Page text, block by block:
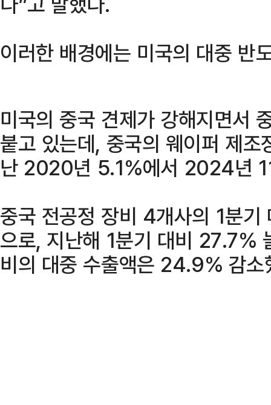
이러한 배경에는 미국의 대중 반
미국의 중국 견제가 강해지면서
붙고 있는데, 중국의 웨이퍼 제
난 2020년 5.1%에서 2024년
중국 전공정 장비 4개사의 1분
으로, 지난해 1분기 대비 27.7%
비의 대중 수출액은 24.9% 감소